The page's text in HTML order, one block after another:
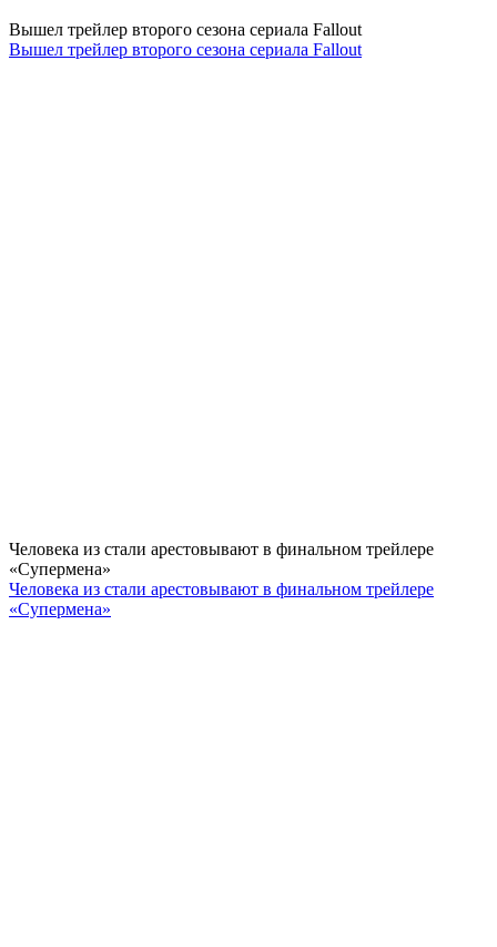
Вышел трейлер второго сезона сериала Fallout
Вышел трейлер второго сезона сериала Fallout
Человека из стали арестовывают в финальном трейлере
«Супермена»
Человека из стали арестовывают в финальном трейлере
«Супермена»